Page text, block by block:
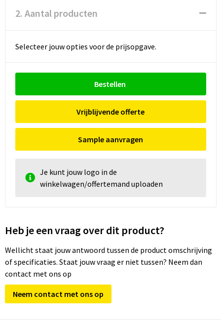
2. Aantal producten
Selecteer jouw opties voor de prijsopgave.
Bestellen
Vrijblijvende offerte
Sample aanvragen
Je kunt jouw logo in de
winkelwagen/offertemand uploaden
Heb je een vraag over dit product?
Wellicht staat jouw antwoord tussen de product omschrijving
of specificaties. Staat jouw vraag er niet tussen? Neem dan
contact met ons op
Neem contact met ons op